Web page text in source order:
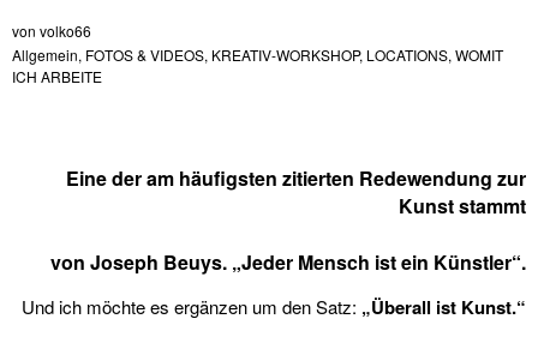
von volko66
Allgemein, FOTOS & VIDEOS, KREATIV-WORKSHOP, LOCATIONS, WOMIT
ICH ARBEITE
Eine der am häufigsten zitierten Redewendung zur
Kunst stammt
von Joseph Beuys. „Jeder Mensch ist ein Künstler“.
Und ich möchte es ergänzen um den Satz: „Überall ist Kunst.“